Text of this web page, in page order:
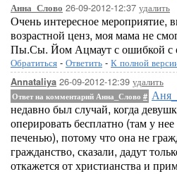
Анна_Слово 26-09-2012-12:37 удалить
Очень интересное мероприятие,
возрастной ценз, моя мама не
Пы.Сы. Йом Ацмаут с ошибкой с
Обратиться - Ответить - К полной
Annataliya 26-09-2012-12:39 удалить
Ответ на комментарий Анна_Слово #
недавно был случай, когда
оперировать бесплатно (там у
печенью), потому что она не
гражданство, сказали, дадут
откажется от христианства и